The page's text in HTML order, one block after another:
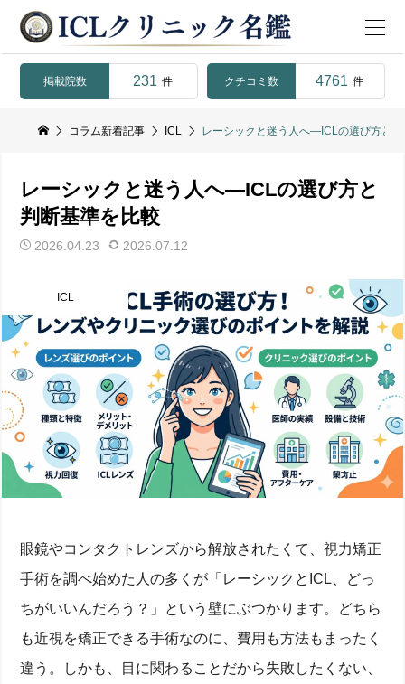
掲載院数 231 件 クチコミ数 4761 件
コラム新着記事 ICL レーシックと迷う人へ―ICLの選び方と
レーシックと迷う人へ―ICLの選び方と
判断基準を比較
2026.04.23 2026.07.12
ICL
眼鏡やコンタクトレンズから解放されたくて、視力矯正
手術を調べ始めた人の多くが「レーシックとICL、どっ
ちがいいんだろう？」という壁にぶつかります。どちら
も近視を矯正できる手術なのに、費用も方法もまったく
違う。しかも、目に関わることだから失敗したくない、